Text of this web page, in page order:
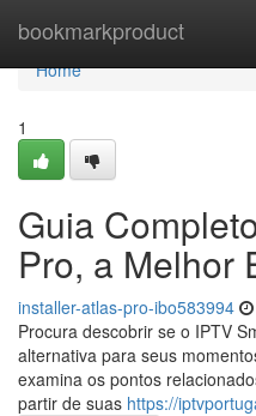
bookmarkproduct
Home
Home
1
Guia
Pro, a Melhor
installer-atlas-pro-ibo583994
Procura descobrir se o IPTV
alternativa para seus
examina os pontos
partir de suas https://